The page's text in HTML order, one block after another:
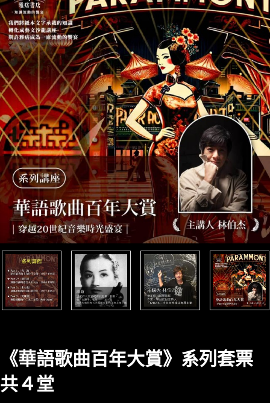
《華語歌曲百年大賞》系列套票
共４堂